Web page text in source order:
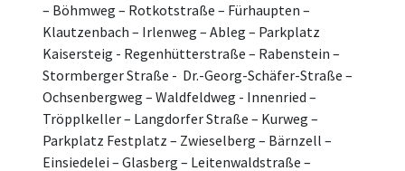
– Böhmweg – Rotkotstraße – Fürhaupten –
Klautzenbach – Irlenweg – Ableg – Parkplatz
Kaisersteig - Regenhütterstraße – Rabenstein –
Stormberger Straße - Dr.-Georg-Schäfer-Straße –
Ochsenbergweg – Waldfeldweg - Innenried –
Tröpplkeller – Langdorfer Straße – Kurweg –
Parkplatz Festplatz – Zwieselberg – Bärnzell –
Einsiedelei – Glasberg – Leitenwaldstraße –